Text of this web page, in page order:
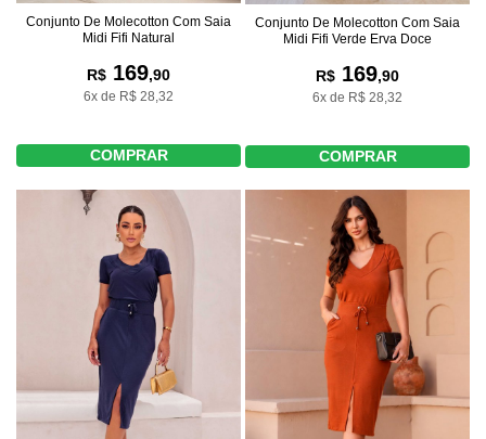
Conjunto De Molecotton Com Saia
Midi Fifi Natural
R$ 169,90
6x de R$ 28,32
COMPRAR
Conjunto De Molecotton Com Saia
Midi Fifi Verde Erva Doce
R$ 169,90
6x de R$ 28,32
COMPRAR